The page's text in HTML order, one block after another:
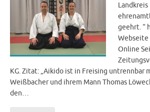
geehrt. “
Webseite
Online
KG. Zitat: „Aikido ist in Freising untrennbar
Weißbacher und ihrem Mann Thomas
den…